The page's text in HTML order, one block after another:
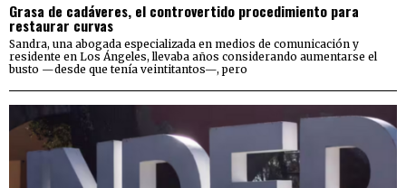
Grasa de cadáveres, el controvertido procedimiento para
restaurar curvas
Sandra, una abogada especializada en medios de comunicación y
residente en Los Ángeles, llevaba años considerando aumentarse el
busto —desde que tenía veintitantos—, pero